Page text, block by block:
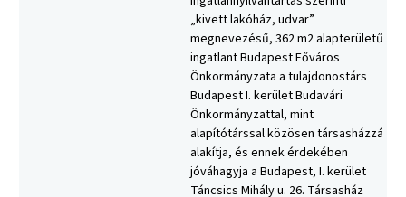
„kivett lakóház, udvar”
megnevezésű, 362 m2 alapterületű
ingatlant Budapest Főváros
Önkormányzata a tulajdonostárs
Budapest I. kerület Budavári
Önkormányzattal, mint
alapítótárssal közösen társasházzá
alakítja, és ennek érdekében
jóváhagyja a Budapest, I. kerület
Táncsics Mihály u. 26. Társasház